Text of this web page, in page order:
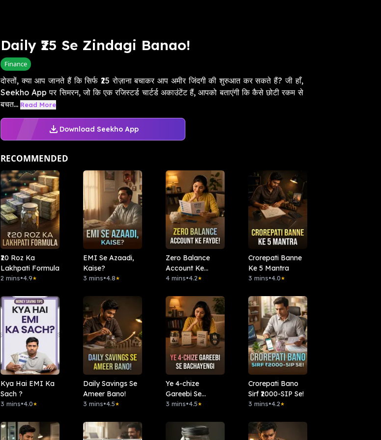
Daily ₹25 Se Zindagi Banao!
Finance
दोस्तों, क्या आप जानते हैं कि सिर्फ ₹25 रोज़ाना बचाकर आप अमीर जिंदगी की शुरुआत कर सकते हैं? जी हाँ,
Seekho App पर सिमरन, जो कि एक रजिस्टर्ड चार्टर्ड अकाउंटेंट हैं, आपको बताएंगी कि कैसे छोटी रकम से
बचत... Read More
Download Seekho App
RECOMMENDED
₹20 Roz Ka
Lakhpati Formula
2 mins•4.9★
EMI Se Azaadi,
Kaise?
3 mins•4.8★
Zero Balance
Account Ke
Fayde!
4 mins•4.2★
Crorepati Banne
Ke 5 Mantra
3 mins•4.0★
Kya Hai EMI Ka
Sach ?
3 mins•4.0★
Daily Savings Se
Ameer Bano!
3 mins•4.5★
Ye 4-chize
Gareebi Se
Bachayengi
3 mins•4.5★
Crorepati Bano
Sirf ₹2000-SIP Se!
3 mins•4.2★